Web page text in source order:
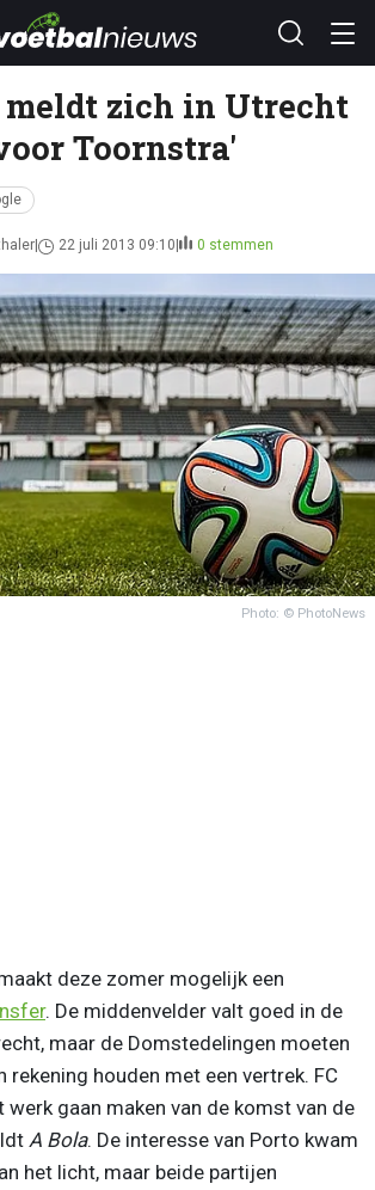
meldt zich in Utrecht
Toornstra'
22 juli 2013 09:10 0 stemmen
Photo: © PhotoNews
deze zomer mogelijk een
. De middenvelder valt goed in de
maar de Domstedelingen moeten
rekening houden met een vertrek. FC
werk gaan maken van de komst van de
A Bola. De interesse van Porto kwam
het licht, maar beide partijen